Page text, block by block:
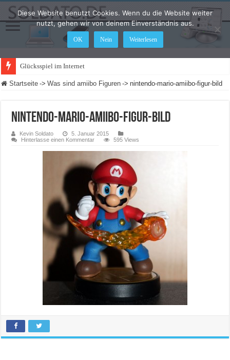
Glücksspiel im Internet: Was ändert sic
Startseite -> Was sind amiibo Figuren -> nintendo-mario-amiibo-figur-bild
nintendo-mario-amiibo-figur-bild
Kevin Soldato
5. Januar 2015
Hinterlasse einen Kommentar
595 Views
Diese Website benutzt Cookies. Wenn du die Website weiter
nutzt, gehen wir von deinem Einverständnis aus.
OK Nein Weiterlesen